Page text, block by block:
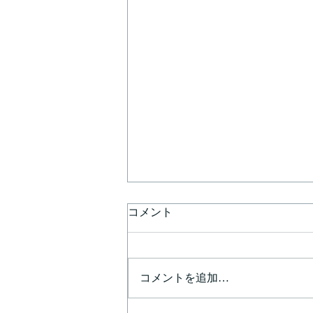
コメント
コメントを追加…